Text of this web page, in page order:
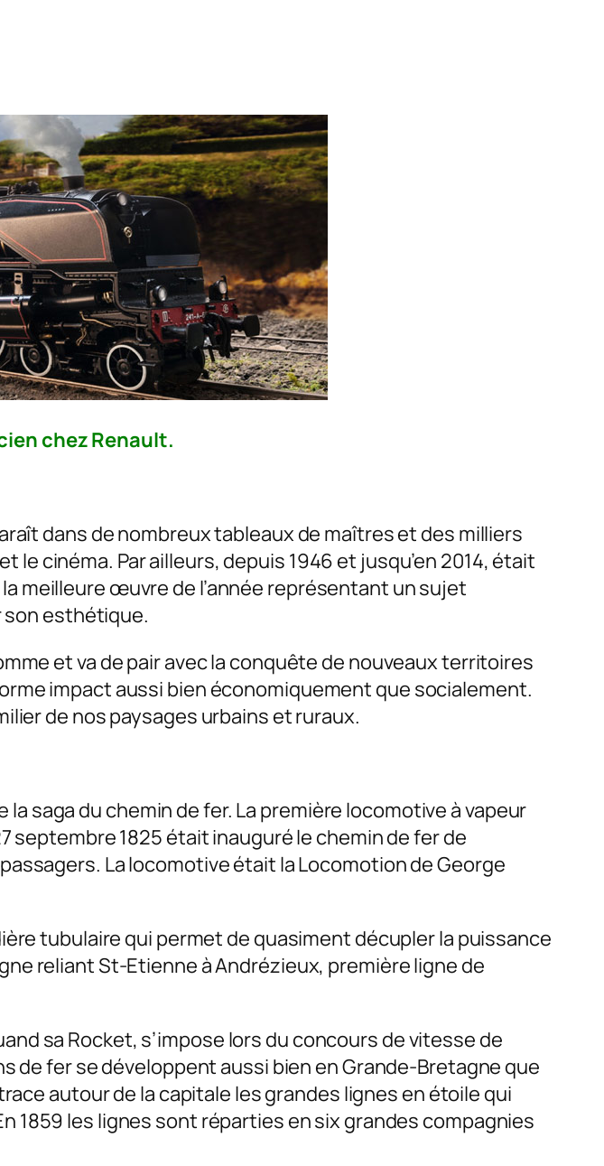
chez Renault.
dans de nombreux tableaux de maîtres et des milliers
cinéma. Par ailleurs, depuis 1946 et jusqu’en 2014, était
meilleure œuvre de l’année représentant un sujet
son esthétique.
et va de pair avec la conquête de nouveaux territoires
impact aussi bien économiquement que socialement.
de nos paysages urbains et ruraux.
saga du chemin de fer. La première locomotive à vapeur
septembre 1825 était inauguré le chemin de fer de
La locomotive était la Locomotion de George
tubulaire qui permet de quasiment décupler la puissance
reliant St-Etienne à Andrézieux, première ligne de
sa Rocket, s’impose lors du concours de vitesse de
de fer se développent aussi bien en Grande-Bretagne que
autour de la capitale les grandes lignes en étoile qui
1859 les lignes sont réparties en six grandes compagnies